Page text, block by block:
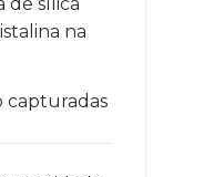
na
capturadas